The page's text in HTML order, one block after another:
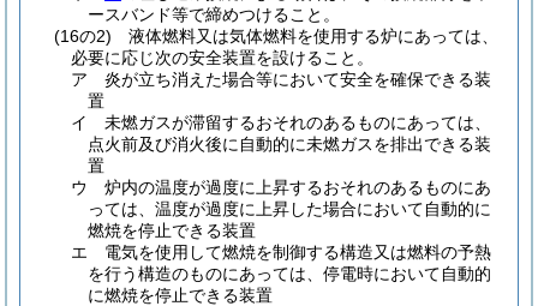
ースバンド等で締めつけること。
(16の2)
液体燃料又は気体燃料を使用する炉にあっては、
必要に応じ次の安全装置を設けること。
ア
炎が立ち消えた場合等において安全を確保できる装
置
イ
未燃ガスが滞留するおそれのあるものにあっては、
点火前及び消火後に自動的に未燃ガスを排出できる装
置
ウ
炉内の温度が過度に上昇するおそれのあるものにあ
っては、温度が過度に上昇した場合において自動的に
燃焼を停止できる装置
エ
電気を使用して燃焼を制御する構造又は燃料の予熱
を行う構造のものにあっては、停電時において自動的
に燃焼を停止できる装置